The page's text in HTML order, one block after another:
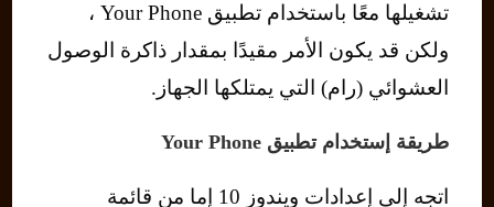
تشغيلها معًا باستخدام تطبيق Your Phone ،
ولكن قد يكون الأمر مقيدًا بمقدار ذاكرة الوصول
العشوائي (رام) التي يمتلكها الجهاز.
طريقة إستخدام تطبيق Your Phone
اتجه إلى إعدادات ويندوز 10 إما من قائمة